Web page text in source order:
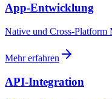
App-Entwicklung
Native und Cross-
Mehr erfahren
API-Integration